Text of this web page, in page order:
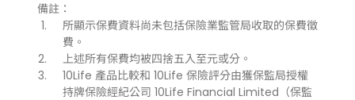
備註：
所顯示保費資料尚未包括保險業監管局收取的保費徵
費。
上述所有保費均被四捨五入至元或分。
10Life 產品比較和 10Life 保險評分由獲保監局授權
持牌保險經紀公司 10Life Financial Limited（保監